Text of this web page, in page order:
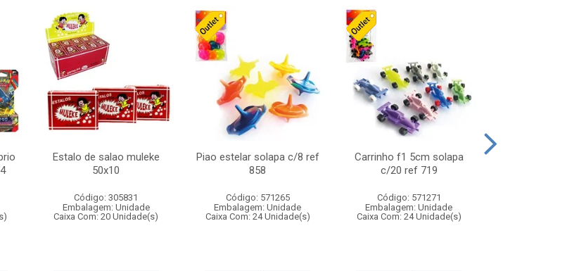
Estalo de salao muleke
50x10
Código: 305831
Embalagem: Unidade
Caixa Com: 20 Unidade(s)
Piao estelar solapa c/8 ref
858
Código: 571265
Embalagem: Unidade
Caixa Com: 24 Unidade(s)
Carrinho f1 5cm solapa
c/20 ref 719
Código: 571271
Embalagem: Unidade
Caixa Com: 24 Unidade(s)